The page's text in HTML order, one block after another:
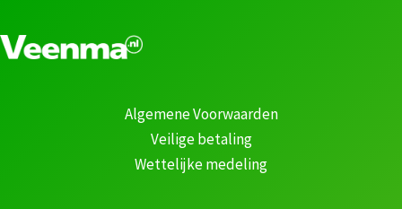
Algemene Voorwaarden
Veilige betaling
Wettelijke medeling